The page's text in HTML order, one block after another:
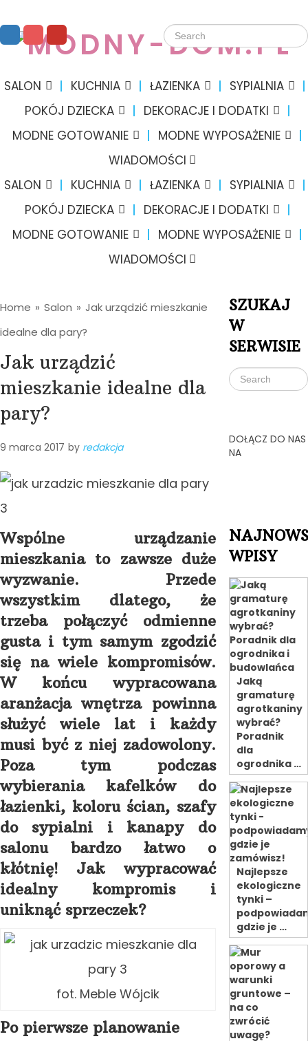
SALON KUCHNIA ŁAZIENKA
SYPIALNIA
POKÓJ DZIECKA
DEKORACJE I DODATKI
MODNE GOTOWANIE
MODNE WYPOSAŻENIE
WIADOMOŚCI
SALON
KUCHNIA ŁAZIENKA
SYPIALNIA
POKÓJ DZIECKA
DEKORACJE I DODATKI
MODNE GOTOWANIE
MODNE WYPOSAŻENIE
WIADOMOŚCI
Home » Salon » Jak urządzić mieszkanie
idealne dla pary?
Jak urządzić
mieszkanie idealne dla
pary?
9 marca 2017 by redakcja
Wspólne urządzanie
mieszkania to zawsze duże
wyzwanie. Przede
wszystkim dlatego, że
trzeba połączyć odmienne
gusta i tym samym zgodzić
się na wiele kompromisów.
W końcu wypracowana
aranżacja wnętrza powinna
służyć wiele lat i każdy
musi być z niej zadowolony.
Poza tym podczas
wybierania kafelków do
łazienki, koloru ścian, szafy
do sypialni i kanapy do
salonu bardzo łatwo o
kłótnię! Jak wypracować
idealny kompromis i
uniknąć sprzeczek?
fot. Meble Wójcik
Po pierwsze planowanie
SZUKAJ
W
SERWISIE
DOŁĄCZ DO NAS
NA
WPISY
Jaką
gramaturę
agrotkaniny
wybrać?
Poradnik
dla
ogrodnika …
Najlepsze
ekologiczne
tynki –
gdzie je …